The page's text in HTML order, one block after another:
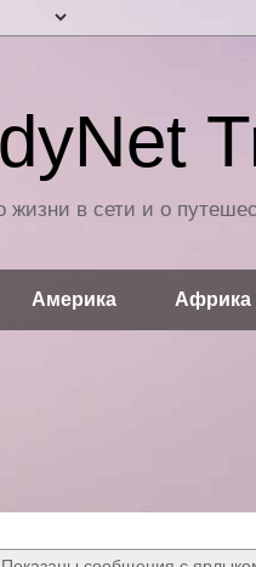
жизни в сети и о
Америка Африка